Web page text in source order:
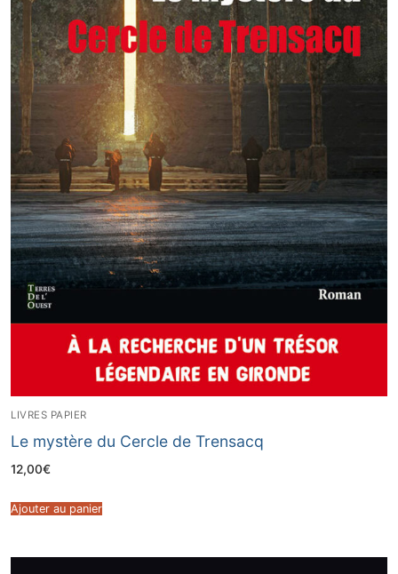
LIVRES PAPIER
Le mystère du Cercle de Trensacq
12,00€
Ajouter au panier